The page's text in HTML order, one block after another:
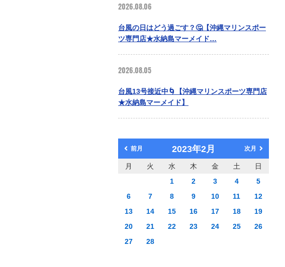
2026.08.06
台風の日はどう過ごす？🤔【沖縄マリンスポー
ツ専門店★水納島マーメイド…
2026.08.05
台風13号接近中🌀【沖縄マリンスポーツ専門店
★水納島マーメイド】
前月 2023年2月 次月
月 火 水 木 金 土
日
1
2 3 4
5
6
7 8 9 10 11
12
13
14 15 16 17 18
19
20
21 22 23 24 25
26
27
28